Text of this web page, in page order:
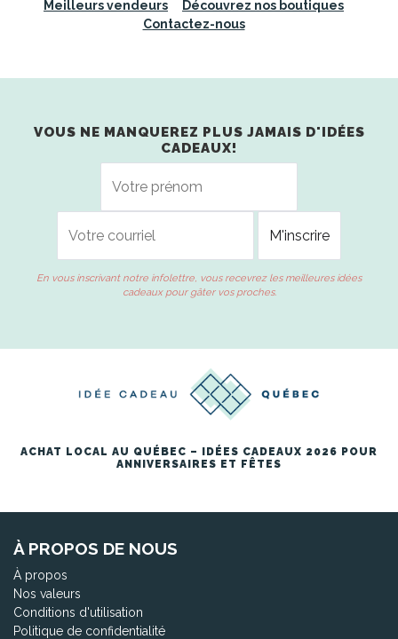
Meilleurs vendeurs
Découvrez nos boutiques
Contactez-nous
VOUS NE MANQUEREZ PLUS JAMAIS D'IDÉES
CADEAUX!
En vous inscrivant notre infolettre, vous recevrez les meilleures idées
cadeaux pour gâter vos proches.
ACHAT LOCAL AU QUÉBEC – IDÉES CADEAUX 2026 POUR
ANNIVERSAIRES ET FÊTES
À PROPOS DE NOUS
À propos
Nos valeurs
Conditions d'utilisation
Politique de confidentialité